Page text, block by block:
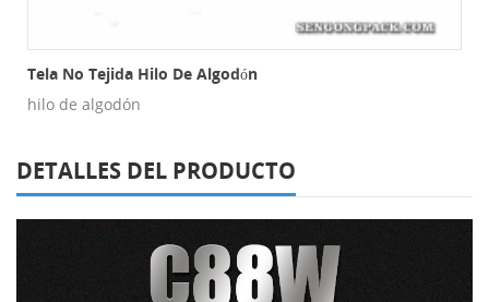
Tela No Tejida Hilo De Algodón
hilo de algodón
DETALLES DEL PRODUCTO